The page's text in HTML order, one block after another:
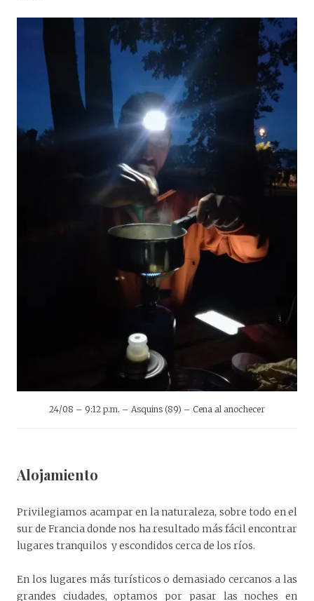
24/08 – 9:12 p.m. – Asquins (89) – Cena al anochecer
Alojamiento
Privilegiamos acampar en la naturaleza, sobre todo en el
sur de Francia donde nos ha resultado más fácil encontrar
lugares tranquilos y escondidos cerca de los ríos.
En los lugares más turísticos o demasiado cercanos a las
grandes ciudades, optamos por pasar las noches en